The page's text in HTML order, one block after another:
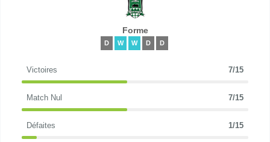
Forme
D W W D D
Victoires 7/15
Match Nul 7/15
Défaites 1/15